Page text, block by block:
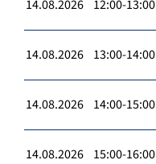
14.08.2026 12:00-13:00
14.08.2026 13:00-14:00
14.08.2026 14:00-15:00
14.08.2026 15:00-16:00